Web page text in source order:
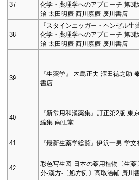
37
化学・薬理学へのアプローチ‐第3
治 太田明廣 西川嘉廣 廣川書店
38
『スタインエッガー・ヘンゼル生
化学・薬理学へのアプローチ‐第3
治 太田明廣 西川嘉廣 廣川書店
39
『生薬学』 木島正夫 澤田徳之助
書店
40
『新常用和漢薬集』訂正第2版 東
編集 南江堂
41 『最新生薬学総覧』伊沢一男 学文
42
彩色写生図 日本の薬用植物〔生薬
分-漢方-〔処方例〕高取治輔 廣川